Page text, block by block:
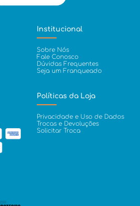
Institucional
Sobre Nós
Fale Conosco
Dúvidas Frequentes
Seja um Franqueado
Políticas da Loja
Privacidade e Uso de Dados
Trocas e Devoluções
Solicitar Troca